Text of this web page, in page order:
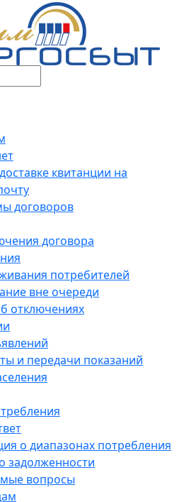
квитанции на
договоров
договора
потребителей
вне очереди
отключениях
и передачи показаний
о диапазонах потребления
задолженности
вопросы